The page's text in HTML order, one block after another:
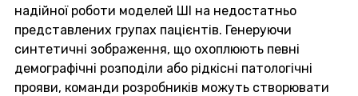
надійної роботи моделей ШІ на недостатньо
представлених групах пацієнтів. Генеруючи
синтетичні зображення, що охоплюють певні
демографічні розподіли або рідкісні патологічні
прояви, команди розробників можуть створювати